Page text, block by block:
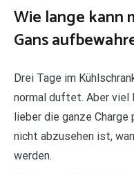
Wie lange kann
Gans
Drei Tage im
normal duftet. Aber viel
lieber die ganze
nicht abzusehen ist,
werden.